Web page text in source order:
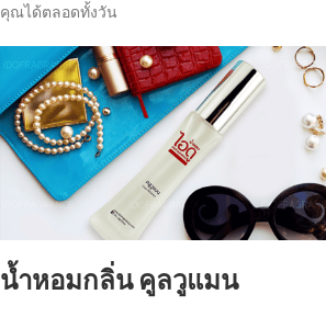
คุณได้ตลอดทั้งวัน
น้ำหอมกลิ่น คูลวูแมน